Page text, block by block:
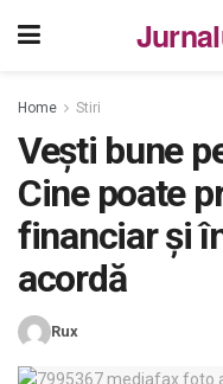
Home Stiri
Vești bune
Cine poate
financiar și
acordă
Rux